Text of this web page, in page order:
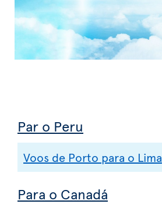
Par o Peru
Voos de Porto para o Lima
Para o Canadá